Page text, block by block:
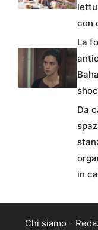
con
La
Da
in
Chi siamo -